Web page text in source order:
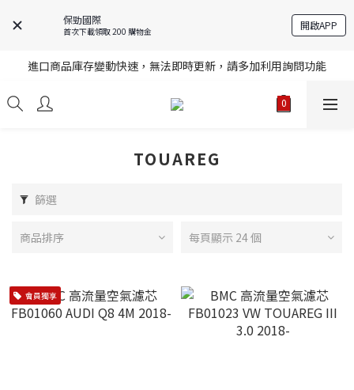
保勁國際
首次下載領取 200 購物金 開啟APP
註冊就送購物金，歡迎加入享更多優惠
註冊就送購物金，歡迎加入享更多優惠
進口商品庫存變動快速，無法即時更新，請多加利用詢問功能
註冊就送購物金，歡迎加入享更多優惠
TOUAREG
篩選
商品排序 每頁顯示 24 個
會員獨享